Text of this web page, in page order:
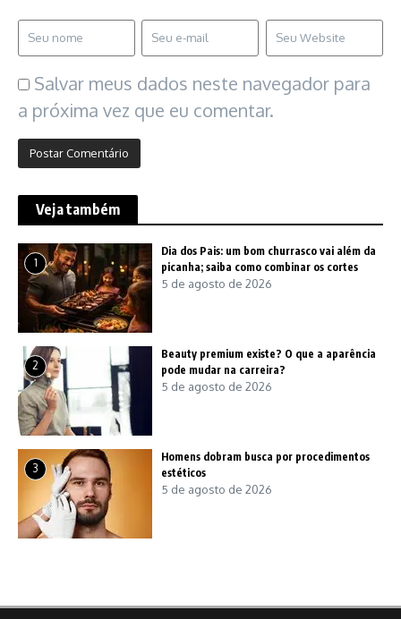
Salvar meus dados neste navegador para
a próxima vez que eu comentar.
Veja também
1
Dia dos Pais: um bom churrasco vai além da
picanha; saiba como combinar os cortes
5 de agosto de 2026
2
Beauty premium existe? O que a aparência
pode mudar na carreira?
5 de agosto de 2026
3
Homens dobram busca por procedimentos
estéticos
5 de agosto de 2026